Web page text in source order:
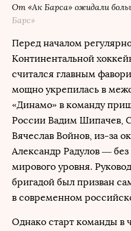
От «Ак Барса» ожидали
Барс»
Перед началом
Континентальной
считался главным
мощно укрепилась в
«Динамо» в команду
России Вадим Шипачев,
Вячеслав Войнов, из-за
Александр Радулов — без
мирового уровня.
бригадой был призван
в современном
Однако старт команды в